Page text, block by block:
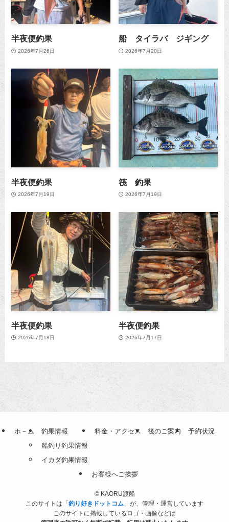
半夜便釣果
2026年7月26日
船 タイラバ ジギング
2026年7月20日
半夜便釣果
2026年7月19日
筏 釣果
2026年7月19日
半夜便釣果
2026年7月18日
半夜便釣果
2026年7月17日
ホ－ム
釣果情報
船釣り釣果情報
イカダ釣果情報
料金・アクセス 筏のご案内 予約状況
お客様へご挨拶
©KAORU渡船
このサイトは「 釣り好きドットコム 」が、管理・運営しています
このサイトに掲載しているロゴ・画像などは